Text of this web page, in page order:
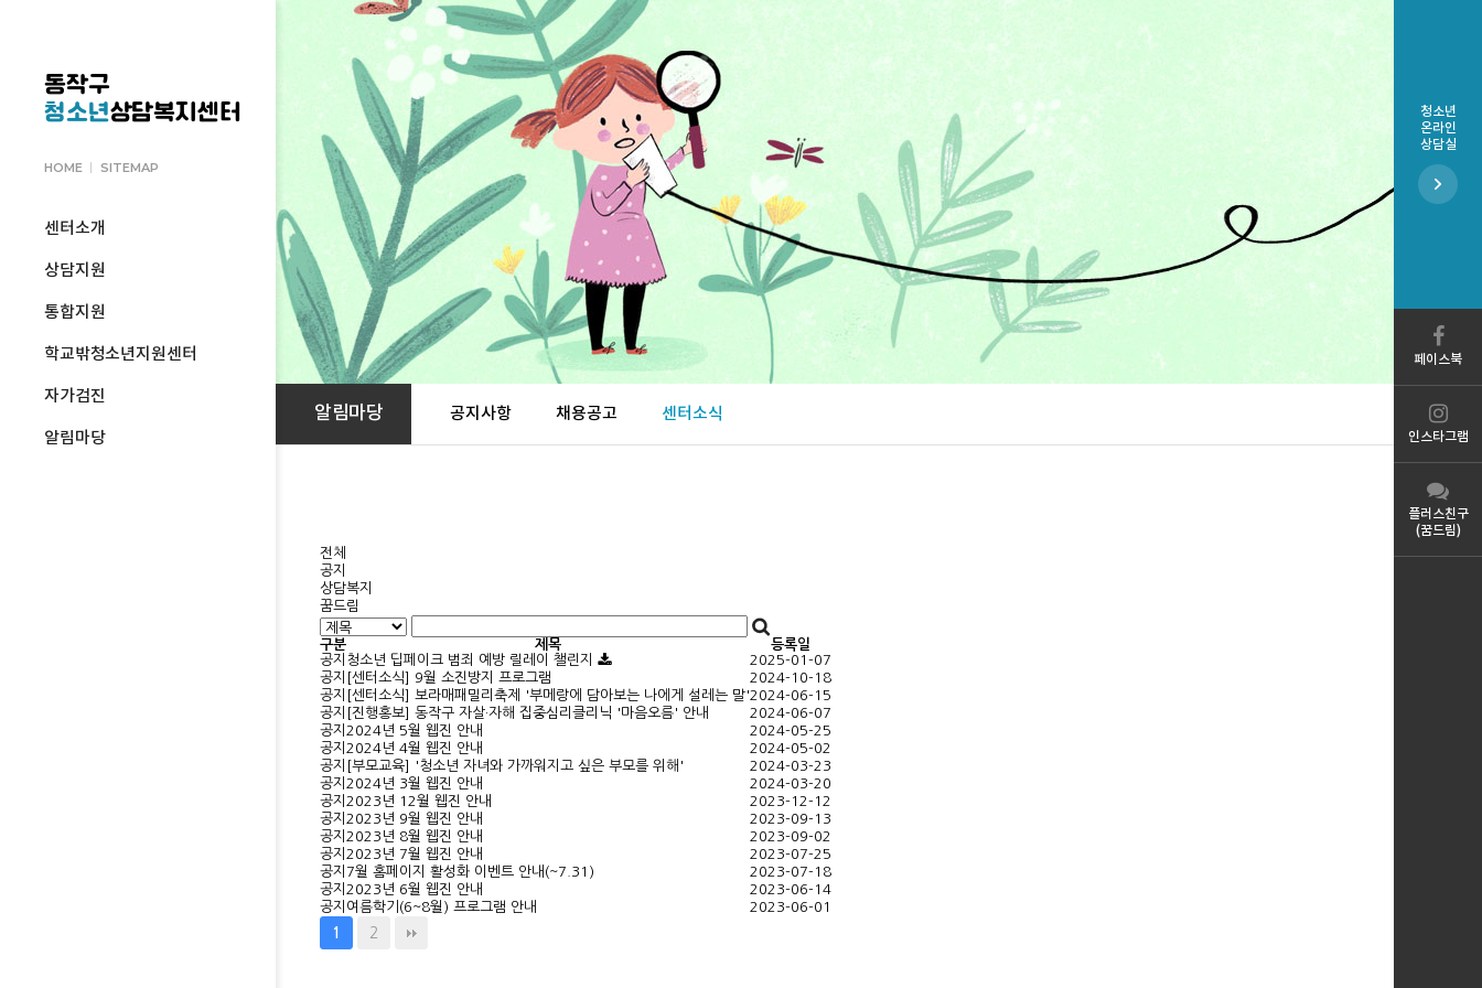
청소년
온라인
상담실
페이스북
인스타그램
플러스친구
(꿈드림)
동작구
청소년상담복지센터
HOME SITEMAP
센터소개
상담지원
통합지원
학교밖청소년지원센터
자가검진
알림마당
알림마당 공지사항 채용공고 센터소식
전체
공지
상담복지
꿈드림
구분 제목
등록일
공지 청소년 딥페이크 범죄 예방 릴레이 챌린지
2025-01-07
공지 [센터소식] 9월 소진방지 프로그램
2024-10-18
공지 [센터소식] 보라매패밀리축제 '부메랑에 담아보는 나에게 설레는 말'2024-06-15
공지 [진행홍보] 동작구 자살·자해 집중심리클리닉 '마음오름' 안내
2024-06-07
공지 2024년 5월 웹진 안내
2024-05-25
공지 2024년 4월 웹진 안내
2024-05-02
공지 [부모교육] '청소년 자녀와 가까워지고 싶은 부모를 위해'
2024-03-23
공지 2024년 3월 웹진 안내
2024-03-20
공지 2023년 12월 웹진 안내
2023-12-12
공지 2023년 9월 웹진 안내
2023-09-13
공지 2023년 8월 웹진 안내
2023-09-02
공지 2023년 7월 웹진 안내
2023-07-25
공지 7월 홈페이지 활성화 이벤트 안내(~7.31)
2023-07-18
공지 2023년 6월 웹진 안내
2023-06-14
공지 여름학기(6~8월) 프로그램 안내
2023-06-01
1
2